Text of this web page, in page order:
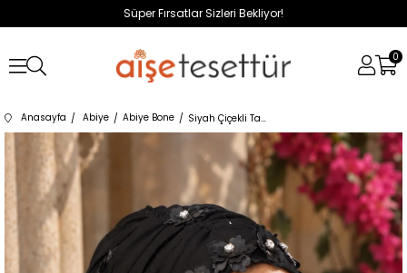
Süper Fırsatlar Sizleri Bekliyor!
0
Anasayfa Abiye Abiye Bone Siyah Çiçekli Taşlı Abiye Tokalı Bone